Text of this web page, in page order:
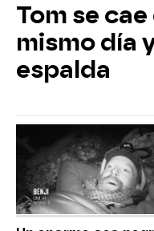
Tom se
mismo día
espalda